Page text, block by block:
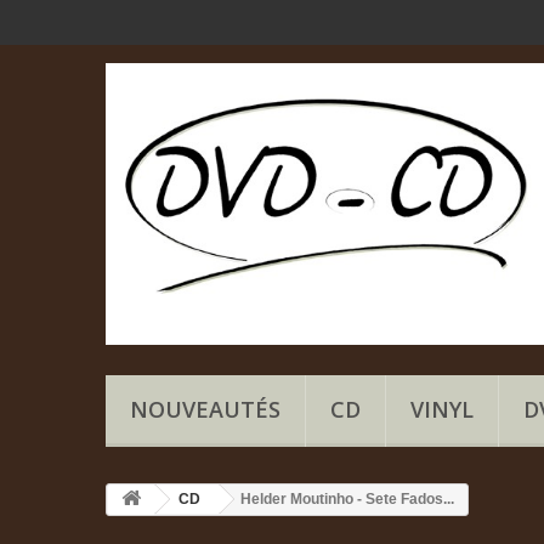
NOUVEAUTÉS CD VINYL
CD Helder Moutinho - Sete Fados...